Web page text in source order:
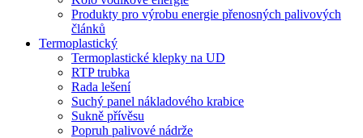
Produkty pro výrobu energie přenosných palivových
článků
Termoplastický
Termoplastické klepky na UD
RTP trubka
Rada lešení
Suchý panel nákladového krabice
Sukně přívěsu
Popruh palivové nádrže